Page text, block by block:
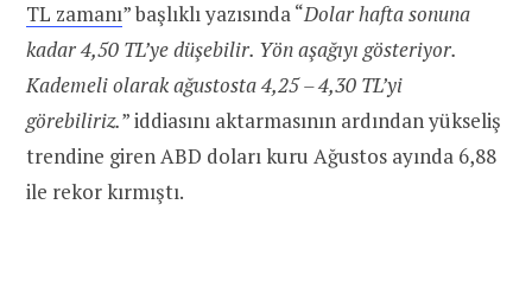
TL zamanı” başlıklı yazısında “Dolar hafta sonuna
kadar 4,50 TL’ye düşebilir. Yön aşağıyı gösteriyor.
Kademeli olarak ağustosta 4,25 – 4,30 TL’yi
görebiliriz.” iddiasını aktarmasının ardından yükseliş
trendine giren ABD doları kuru Ağustos ayında 6,88
ile rekor kırmıştı.